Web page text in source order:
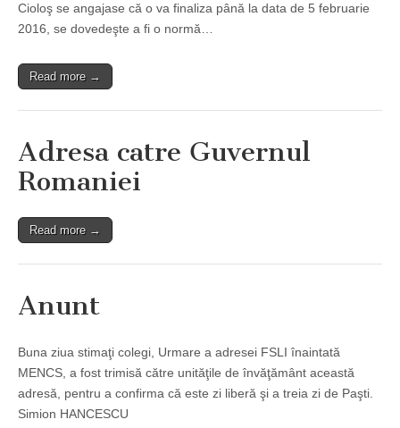
Cioloş se angajase că o va finaliza până la data de 5 februarie
2016, se dovedeşte a fi o normă…
Read more →
Adresa catre Guvernul
Romaniei
Read more →
Anunt
Buna ziua stimaţi colegi, Urmare a adresei FSLI înaintată
MENCS, a fost trimisă către unităţile de învăţământ această
adresă, pentru a confirma că este zi liberă şi a treia zi de Paşti.
Simion HANCESCU